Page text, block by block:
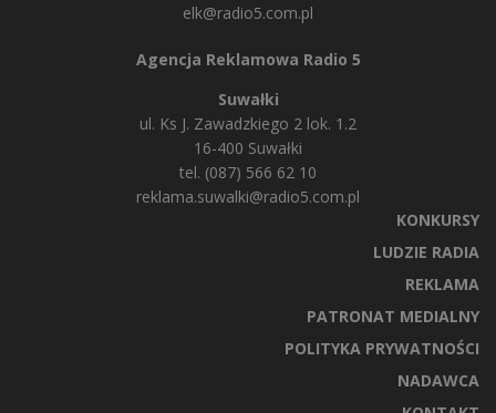
elk@radio5.com.pl
Agencja Reklamowa Radio 5
Suwałki
ul. Ks J. Zawadzkiego 2 lok. 1.2
16-400 Suwałki
tel. (087) 566 62 10
reklama.suwalki@radio5.com.pl
KONKURSY
LUDZIE RADIA
REKLAMA
PATRONAT MEDIALNY
POLITYKA PRYWATNOŚCI
NADAWCA